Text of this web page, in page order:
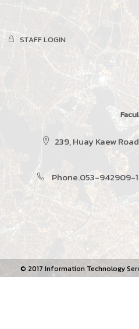
STAFF LOGIN
239, Huay Kaew
Phone.053-942909-
© 2017 Information Technology